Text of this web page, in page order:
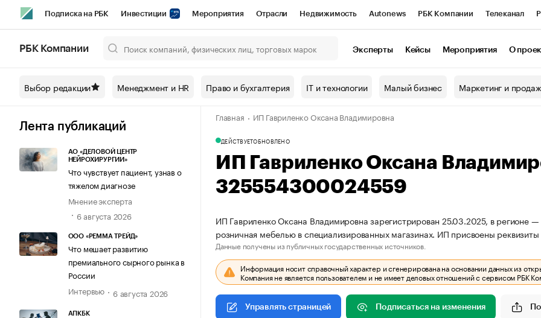
Подписка на РБК Инвестиции Мероприятия Отрасли Недвижимость Autonews РБК Компании Телеканал
Спецпроекты СПб Конференции СПб Спецпроекты Проверка контрагентов
Технологии и медиа Рынок наличной валюты
РБК Компании Эксперты Кейсы Мероприятия О
Выбор редакции Менеджмент и HR Право и бухгалтерия IT и технологии Малый бизнес Маркетинг и
Лента публикаций
АО «ДЕЛОВОЙ ЦЕНТР
НЕЙРОХИРУРГИИ»
Что чувствует пациент, узнав о
тяжелом диагнозе
Мнение эксперта
6 августа 2026
ООО «РЕММА ТРЕЙД»
Что мешает развитию
премиального сырного рынка в
России
Интервью
6 августа 2026
АПКБК
Главная ИП Гавриленко Оксана Владимировна
ДЕЙСТВУЕТОБНОВЛЕНО
ИП Гавриленко Оксана
325554300024559
ИП Гавриленко Оксана Владимировна зарегистрирован 25.03.2025, в регионе
розничная мебелью в специализированных магазинах. ИП присвоены
Данные получены из публичных государственных источников.
Информация носит справочный характер и сгенерирована на основании данных из
Компания не является пользователем и не имеет деловых отношений с сервисом РБК
Управлять страницей Подписаться на изменения